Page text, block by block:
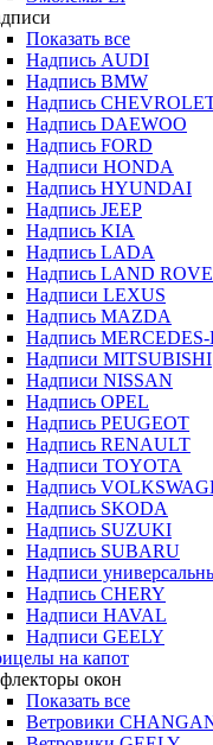
Показать все
Надпись AUDI
Надпись BMW
Надпись
Надпись DAEWOO
Надпись FORD
Надписи HONDA
Надпись HYUNDAI
Надпись JEEP
Надпись KIA
Надпись LADA
Надпись LAND
Надписи LEXUS
Надпись MAZDA
Надпись
Надписи MITSUBISHI
Надписи NISSAN
Надпись OPEL
Надпись PEUGEOT
Надпись RENAULT
Надписи TOYOTA
Надпись
Надпись SKODA
Надпись SUZUKI
Надпись SUBARU
Надписи
Надпись CHERY
Надписи HAVAL
Надписи GEELY
на капот
окон
Показать все
Ветровики